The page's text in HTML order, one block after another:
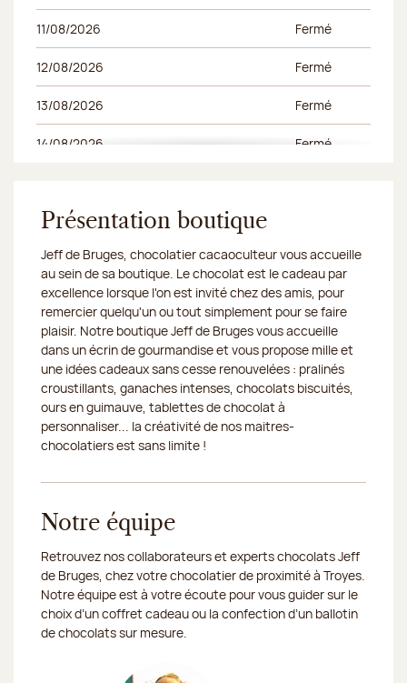
11/08/2026 Fermé
12/08/2026 Fermé
13/08/2026 Fermé
14/08/2026 Fermé
16/08/2026
Présentation boutique
Jeff de Bruges, chocolatier cacaoculteur vous accueille
au sein de sa boutique. Le chocolat est le cadeau par
excellence lorsque l'on est invité chez des amis, pour
remercier quelqu'un ou tout simplement pour se faire
plaisir. Notre boutique Jeff de Bruges vous accueille
dans un écrin de gourmandise et vous propose mille et
une idées cadeaux sans cesse renouvelées : pralinés
croustillants, ganaches intenses, chocolats biscuités,
ours en guimauve, tablettes de chocolat à
personnaliser... la créativité de nos maitres-
chocolatiers est sans limite !
Notre équipe
Retrouvez nos collaborateurs et experts chocolats Jeff
de Bruges, chez votre chocolatier de proximité à Troyes.
Notre équipe est à votre écoute pour vous guider sur le
choix d’un coffret cadeau ou la confection d’un ballotin
de chocolats sur mesure.